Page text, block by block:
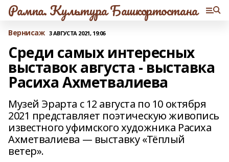
Рампа. Культура Башкортостана
Вернисаж 3 АВГУСТА 2021, 19:06
Среди самых интересных
выставок августа - выставка
Расиха Ахметвалиева
Музей Эрарта с 12 августа по 10 октября
2021 представляет поэтическую живопись
известного уфимского художника Расиха
Ахметвалиева — выставку «Тёплый
ветер».